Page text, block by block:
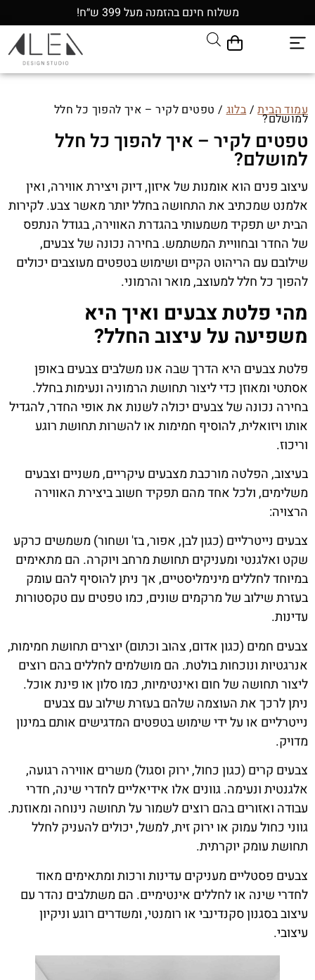
משלוח חינם בהזמנה מעל 399 ש״ח!
עמוד הבית/בלוג/ טפטים לקיר – איך להפוך כל חלל
למושלם?
טפטים לקיר – איך להפוך כל חלל
למושלם?
עיצוב פנים הוא אומנות של איזון, דיוק ויצירת אווירה, ואין
אלמנט שמכתיב את התחושה בחלל יותר מאשר צבע. לקירות
הבית יש תפקיד משמעותי בהגדרת האווירה, בגודל הנתפס
של החדר ובחוויית המשתמש. בחירה נכונה של צבעים,
שילובם עם הריהוט הקיים ושימוש בטפטים מעוצבים יכולים
להפוך כל חלל למעוצב, מואר והרמוני.
מהי פלטת צבעים ואיך היא
משפיעה על עיצוב החלל?
פלטת צבעים היא הדרך שבה אנו משלבים צבעים באופן
אסתטי ומאוזן כדי ליצור תחושת הרמוניה ונעימות בחלל.
בחירה נכונה של צבעים יכולה לשנות את אופי החדר, להגדיל
אותו ויזואלית, להוסיף חמימות או להשרות תחושת רוגע
וריכוז.
בעיצוב, הפלטה מורכבת מצבעים עיקריים, משניים וצבעים
משלימים, ולכל אחד מהם תפקיד חשוב ביצירת האווירה
הרצויה:
צבעים נייטרליים (כגון לבן, אפור, בז' ושחור) משמשים כרקע
שקט ואלגנטי ומעניקים תחושת מרחב ויוקרה. הם מתאימים
במיוחד לחללים מינימליסטיים, אך ניתן להוסיף להם עומק
בעזרת שילוב של מרקמים שונים, כמו טפטים עם טקסטורות
עדינות.
צבעים חמים (כגון אדום, צהוב וכתום) יוצרים תחושת חמימות,
אנרגטיות ונוכחות בולטת. הם מושלמים לחללים בהם רוצים
ליצור תחושה של חום ואינטימיות, כמו סלון או פינת אוכל.
ניתן לרכך את העוצמה שלהם בעזרת שילוב עם צבעים
נייטרליים או על ידי שימוש בטפטים המדגישים אותם במינון
מדויק.
צבעים קרים (כגון כחול, ירוק וסגול) משרים אווירה רגועה,
אלגנטית ונעימה. גוונים אלו אידיאליים לחדרי שינה, חדרי
עבודה ואזורים בהם רוצים לשמור על תחושה נינוחה ומאוזנת.
גווני כחול עמוק או ירוק זית, למשל, יכולים להעניק לחלל
תחושת עומק יוקרתית.
צבעים פסטליים מעניקים עדינות ורכות ומתאימים מאוד
לחדרי שינה או לחללים אינטימיים. הם משתלבים נהדר עם
עיצוב בסגנון סקנדינבי או רומנטי, ומשדרים רוגע וניקיון
עיצובי.